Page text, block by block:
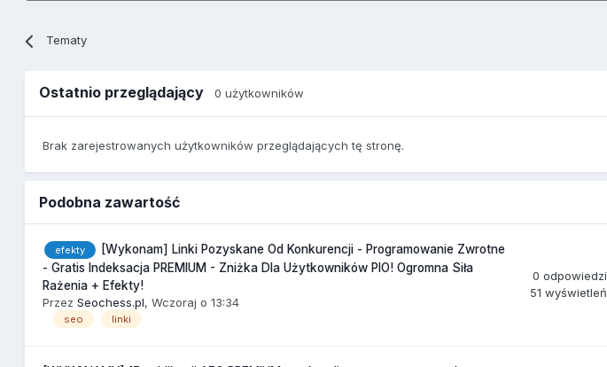
Tematy
Ostatnio przeglądający0 użytkowników
Brak zarejestrowanych użytkowników przeglądających tę stronę.
Podobna zawartość
efekty
[Wykonam] Linki Pozyskane Od Konkurencji - Programowanie Zwrotne
- Gratis Indeksacja PREMIUM - Zniżka Dla Użytkowników PIO! Ogromna Siła
Rażenia + Efekty!
PrzezSeochess.pl,Wczoraj o 13:34
seo linki
0 odpowiedzi
51 wyświetleń